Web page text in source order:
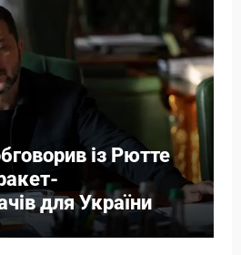
із Рютте
для України